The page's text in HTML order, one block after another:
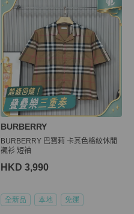
BURBERRY
BURBERRY 巴寶莉 卡其色格紋休閒
襯衫 短袖
HKD 3,990
全新品 本地 免運